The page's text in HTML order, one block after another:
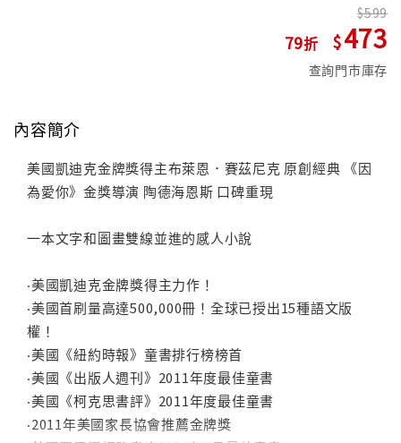
79
599
473
查詢門市庫存
內容簡介
美國凱迪克金牌獎得主布萊恩．賽茲尼克 原創經典 《因
為愛你》金獎導演 陶德海恩斯 口碑重現
一本文字和圖畫雙線並進的感人小說
‧美國凱迪克金牌獎得主力作！
‧美國首刷量高達500,000冊！全球已授出15種語文版
權！
‧美國《紐約時報》童書排行榜榜首
‧美國《出版人週刊》2011年度最佳童書
‧美國《柯克思書評》2011年度最佳童書
‧2011年美國家長協會推薦金牌獎